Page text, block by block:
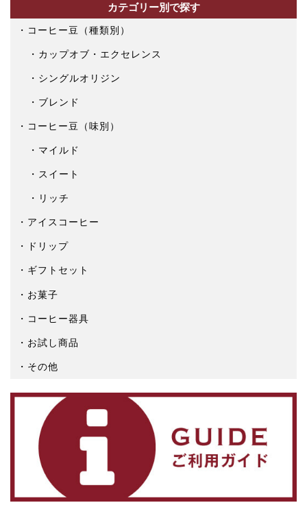
カテゴリー別で探す
コーヒー豆（種類別）
カップオブ・エクセレンス
シングルオリジン
ブレンド
コーヒー豆（味別）
マイルド
スイート
リッチ
アイスコーヒー
ドリップ
ギフトセット
お菓子
コーヒー器具
お試し商品
その他